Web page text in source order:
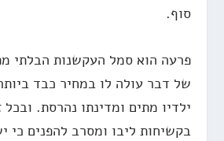
סוף.
פרעה הוא סמל העקשנות הבלתי
של דבר עולה לו במחיר כבד
ילדיו מתים ומדינתו נהרסת.
בקשיחות ליבו ומסרב להפנים כי